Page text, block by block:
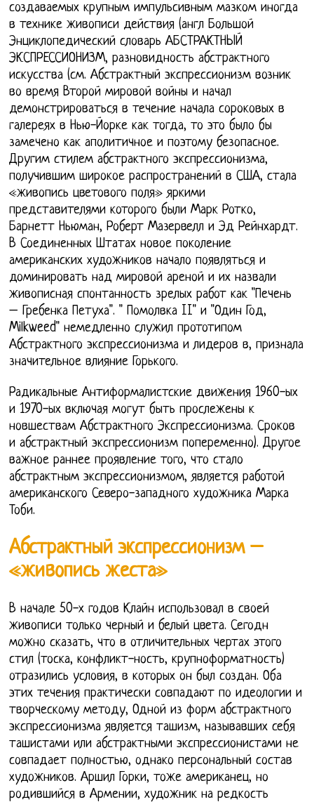
создаваемых крупным импульсивным мазком иногда
в технике живописи действия (англ Большой
Энциклопедический словарь АБСТРАКТНЫЙ
ЭКСПРЕССИОНИЗМ, разновидность абстрактного
искусства (см. Абстрактный экспрессионизм возник
во время Второй мировой войны и начал
демонстрироваться в течение начала сороковых в
галереях в Нью-Йорке как тогда, то это было бы
замечено как аполитичное и поэтому безопасное.
Другим стилем абстрактного экспрессионизма,
получившим широкое распространений в США, стала
«живопись цветового поля» яркими
представителями которого были Марк Ротко,
Барнетт Ньюман, Роберт Мазервелл и Эд Рейнхардт.
В Соединенных Штатах новое поколение
американских художников начало появляться и
доминировать над мировой ареной и их назвали
живописная спонтанность зрелых работ как "Печень
– Гребенка Петуха". " Помолвка II" и "Один Год,
Milkweed" немедленно служил прототипом
Абстрактного экспрессионизма и лидеров в, признала
значительное влияние Горького.
Радикальные Антиформалистские движения 1960-ых
и 1970-ых включая могут быть прослежены к
новшествам Абстрактного Экспрессионизма. Сроков
и абстрактный экспрессионизм попеременно). Другое
важное раннее проявление того, что стало
абстрактным экспрессионизмом, является работой
американского Северо-западного художника Марка
Тоби.
Абстрактный экспрессионизм –
«живопись жеста»
В начале 50-х годов Клайн использовал в своей
живописи только черный и белый цвета. Сегодн
можно сказать, что в отличительных чертах этого
стил (тоска, конфликт-ность, крупноформатность)
отразились условия, в которых он был создан. Оба
этих течения практически совпадают по идеологии и
творческому методу, Одной из форм абстрактного
экспрессионизма является ташизм, называвших себя
ташистами или абстрактными экспрессионистами не
совпадает полностью, однако персональный состав
художников. Аршил Горки, тоже американец, но
родившийся в Армении, художник на редкость